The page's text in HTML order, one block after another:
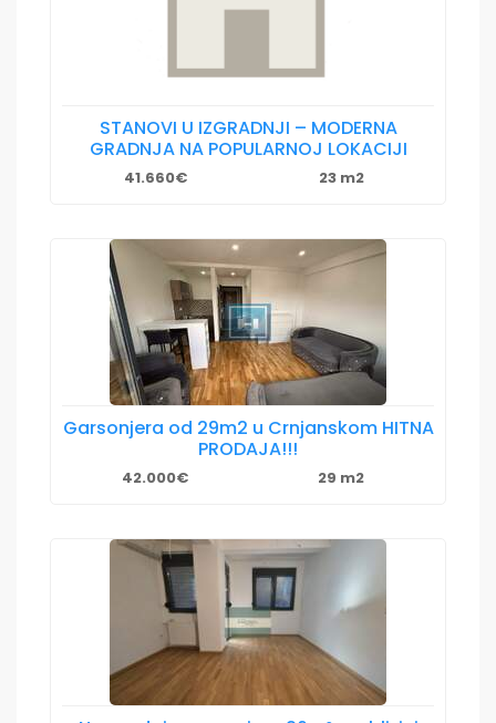
STANOVI U IZGRADNJI – MODERNA
GRADNJA NA POPULARNOJ LOKACIJI
41.660€ 23 m2
Garsonjera od 29m2 u Crnjanskom HITNA
PRODAJA!!!
42.000€ 29 m2